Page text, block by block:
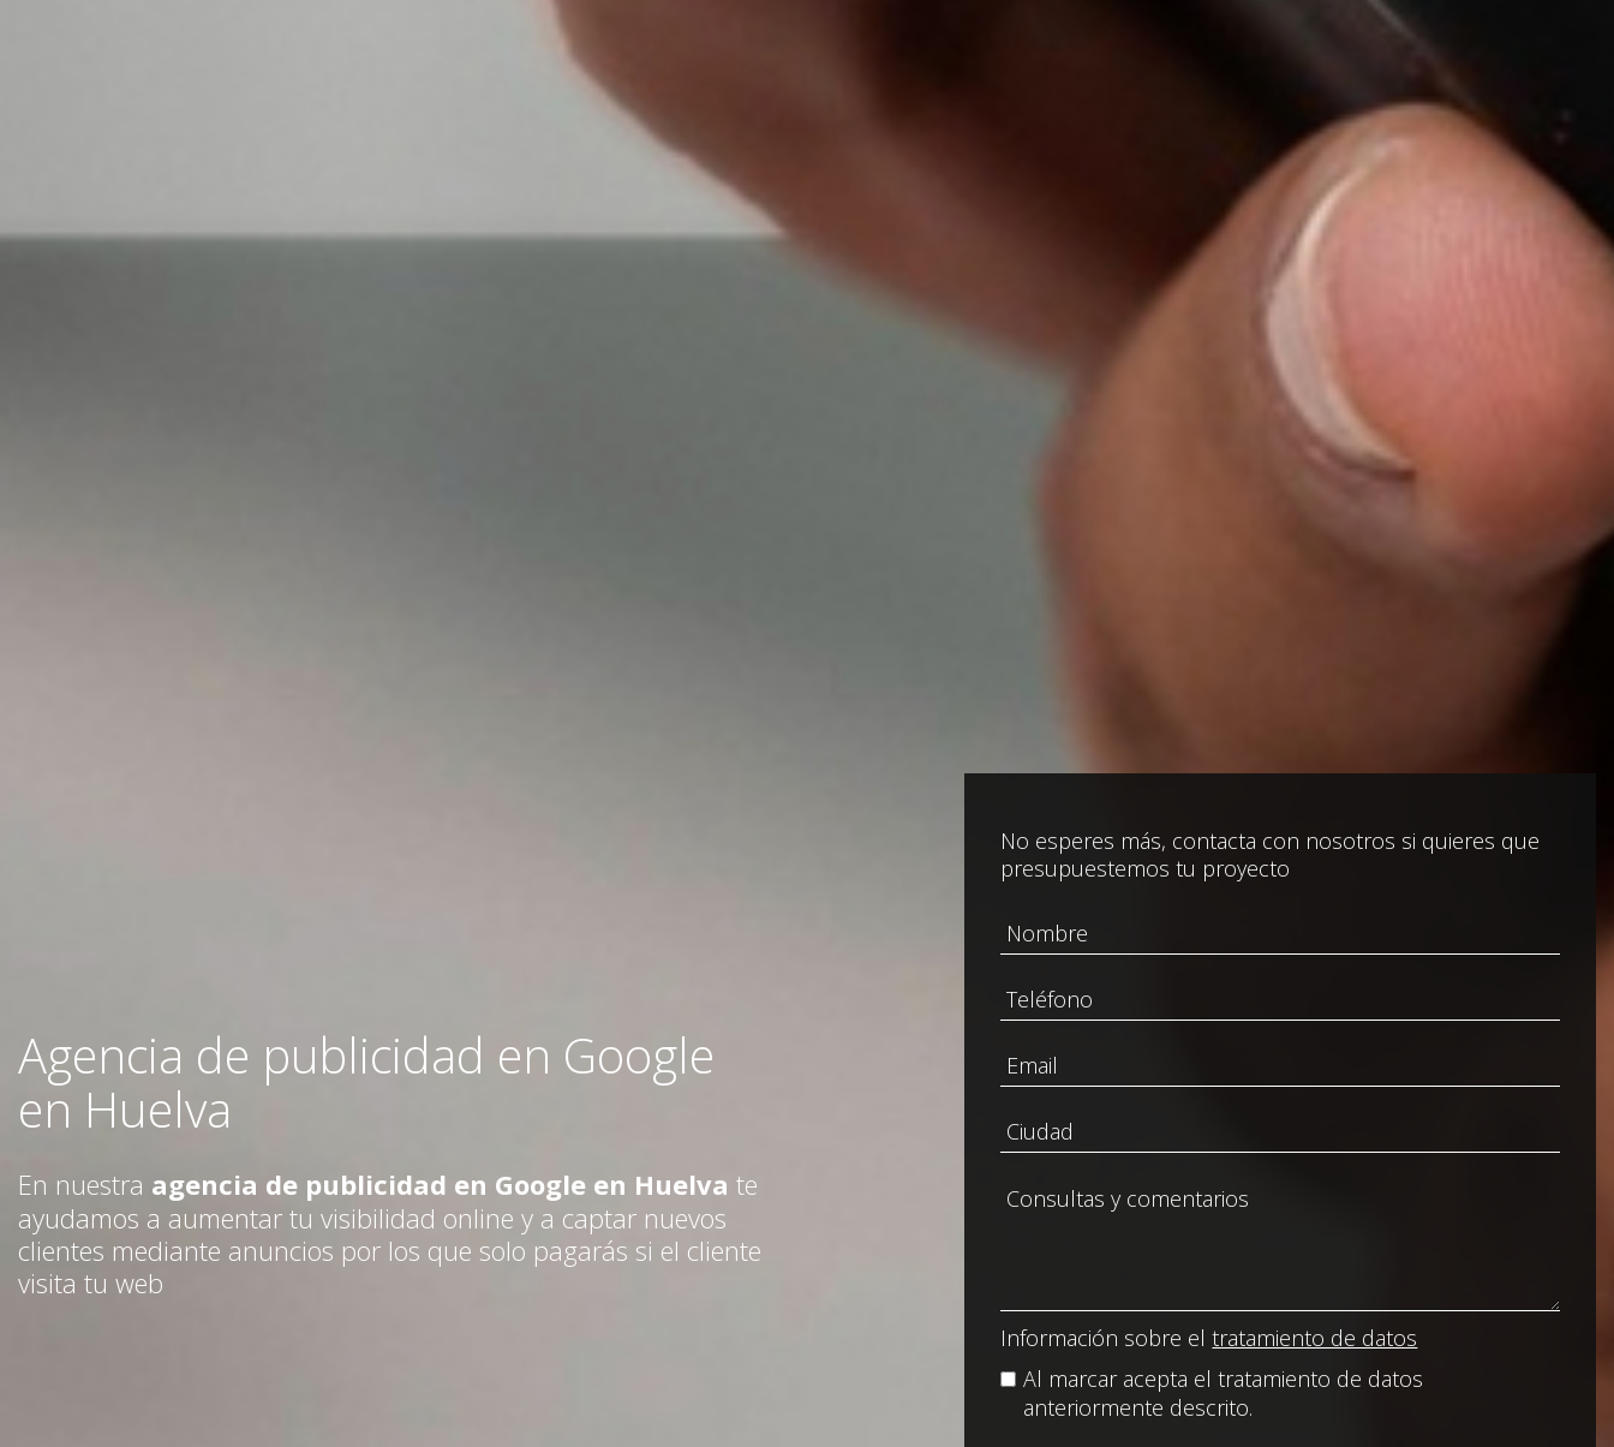
Agencia de publicidad en Google
en Huelva
En nuestra agencia de publicidad en Google en Huelva te
ayudamos a aumentar tu visibilidad online y a captar nuevos
clientes mediante anuncios por los que solo pagarás si el cliente
visita tu web
No esperes más, contacta con nosotros si quieres que
presupuestemos tu proyecto
Información sobre eltratamiento de datos
Al marcar acepta el tratamiento de datos
anteriormente descrito.